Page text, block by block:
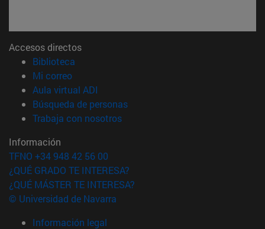
Accesos directos
Biblioteca
Mi correo(abre en nueva ventana)
Aula virtual ADI
Búsqueda de personas(abre en nueva ventana)
Trabaja con nosotros(abre en nueva ventana)
Información
TFNO +34 948 42 56 00
¿QUÉ GRADO TE INTERESA?
¿QUÉ MÁSTER TE INTERESA?
© Universidad de Navarra
Información legal